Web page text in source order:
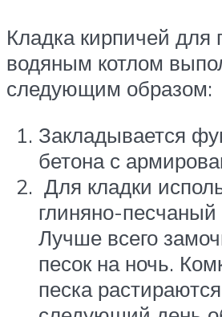
Кладка кирпичей для
водяным котлом
следующим образом:
Закладывается
бетона с
Для кладки
глиняно-песчаный
Лучше всего
песок на ночь.
песка